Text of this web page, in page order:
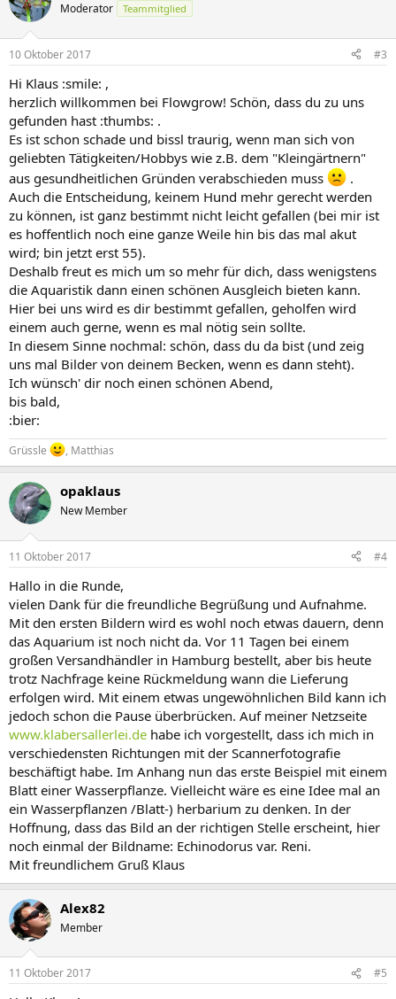
Moderator Teammitglied
10 Oktober 2017 #3
Hi Klaus :smile: ,
herzlich willkommen bei Flowgrow! Schön, dass du zu uns
gefunden hast :thumbs: .
Es ist schon schade und bissl traurig, wenn man sich von
geliebten Tätigkeiten/Hobbys wie z.B. dem "Kleingärtnern"
aus gesundheitlichen Gründen verabschieden muss
.
Auch die Entscheidung, keinem Hund mehr gerecht werden
zu können, ist ganz bestimmt nicht leicht gefallen (bei mir ist
es hoffentlich noch eine ganze Weile hin bis das mal akut
wird; bin jetzt erst 55).
Deshalb freut es mich um so mehr für dich, dass wenigstens
die Aquaristik dann einen schönen Ausgleich bieten kann.
Hier bei uns wird es dir bestimmt gefallen, geholfen wird
einem auch gerne, wenn es mal nötig sein sollte.
In diesem Sinne nochmal: schön, dass du da bist (und zeig
uns mal Bilder von deinem Becken, wenn es dann steht).
Ich wünsch' dir noch einen schönen Abend,
bis bald,
:bier:
Grüssle , Matthias
opaklaus
New Member
11 Oktober 2017 #4
Hallo in die Runde,
vielen Dank für die freundliche Begrüßung und Aufnahme.
Mit den ersten Bildern wird es wohl noch etwas dauern, denn
das Aquarium ist noch nicht da. Vor 11 Tagen bei einem
großen Versandhändler in Hamburg bestellt, aber bis heute
trotz Nachfrage keine Rückmeldung wann die Lieferung
erfolgen wird. Mit einem etwas ungewöhnlichen Bild kann ich
jedoch schon die Pause überbrücken. Auf meiner Netzseite
www.klabersallerlei.de habe ich vorgestellt, dass ich mich in
verschiedensten Richtungen mit der Scannerfotografie
beschäftigt habe. Im Anhang nun das erste Beispiel mit einem
Blatt einer Wasserpflanze. Vielleicht wäre es eine Idee mal an
ein Wasserpflanzen /Blatt-) herbarium zu denken. In der
Hoffnung, dass das Bild an der richtigen Stelle erscheint, hier
noch einmal der Bildname: Echinodorus var. Reni.
Mit freundlichem Gruß Klaus
Alex82
Member
11 Oktober 2017 #5